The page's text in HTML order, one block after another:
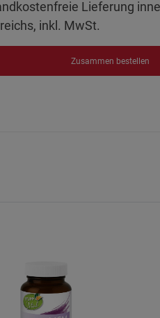
Lieferung
inkl. MwSt.
Zusammen bestellen